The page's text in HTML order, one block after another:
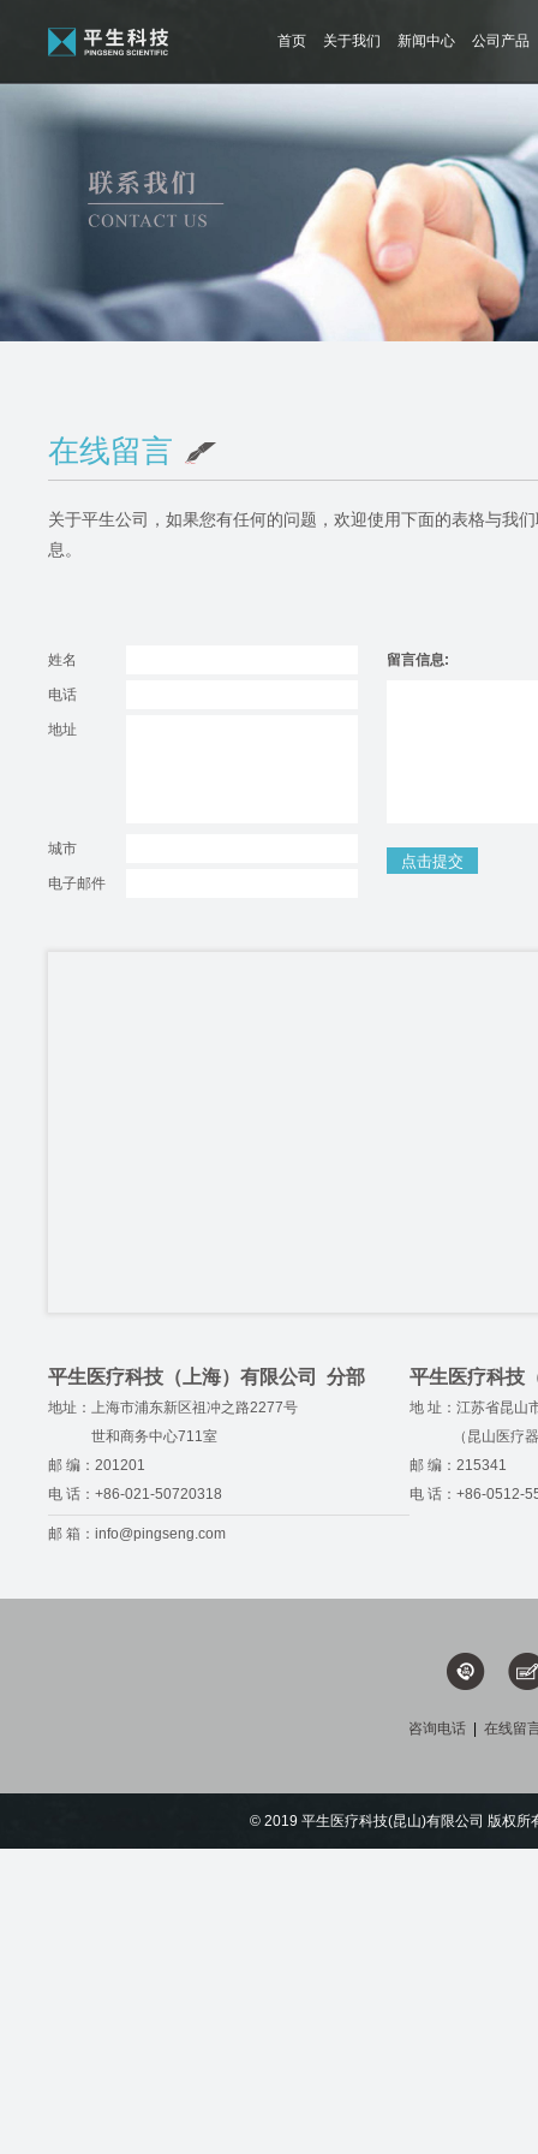
首页 关于我们 新闻中心 公司产品
在线留言
关于平生公司，如果您有任何的问题，欢迎使用下面的表格与我
息。
姓名
电话
地址
城市
电子邮件
留言信息:
平生医疗科技（上海）有限公司 分部
地址：上海市浦东新区祖冲之路2277号
世和商务中心711室
邮 编：201201
电 话：+86-021-50720318
邮 箱： info@pingseng.com
平生医疗科技
地 址：江苏省昆山
（昆山医疗器
邮 编：215341
电 话：+86-0512-
咨询电话 在线留
© 2019 平生医疗科技(昆山)有限公司 版权